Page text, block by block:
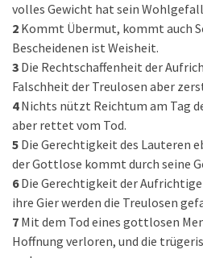
volles Gewicht hat sein
2 Kommt Übermut, kommt auch
Bescheidenen ist Weisheit.
3 Die Rechtschaffenheit der
Falschheit der Treulosen aber
4 Nichts nützt Reichtum am Tag
aber rettet vom Tod.
5 Die Gerechtigkeit des Lauteren
der Gottlose kommt durch seine
6 Die Gerechtigkeit der
ihre Gier werden die Treulosen
7 Mit dem Tod eines gottlosen
Hoffnung verloren, und die